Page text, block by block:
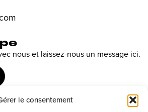
le consentement
nous et laissez-nous un message ici.